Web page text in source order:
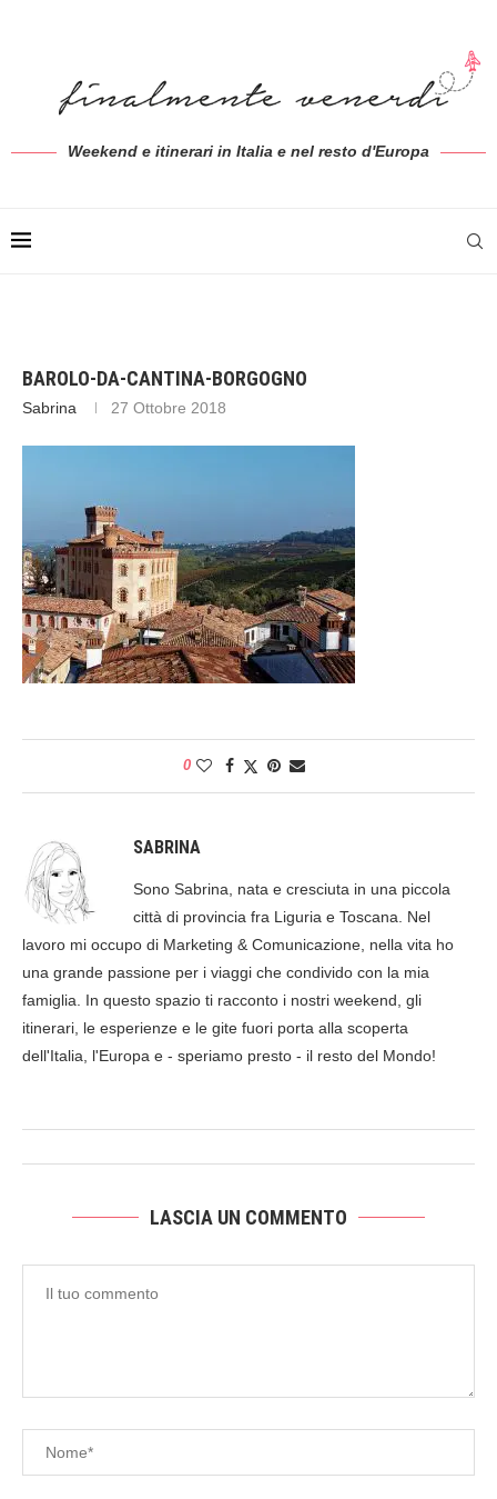
Weekend e itinerari in Italia e nel resto d'Europa
BAROLO-DA-CANTINA-BORGOGNO
Sabrina 27 Ottobre 2018
0
SABRINA
Sono Sabrina, nata e cresciuta in una piccola
città di provincia fra Liguria e Toscana. Nel
lavoro mi occupo di Marketing & Comunicazione, nella vita ho
una grande passione per i viaggi che condivido con la mia
famiglia. In questo spazio ti racconto i nostri weekend, gli
itinerari, le esperienze e le gite fuori porta alla scoperta
dell'Italia, l'Europa e - speriamo presto - il resto del Mondo!
LASCIA UN COMMENTO